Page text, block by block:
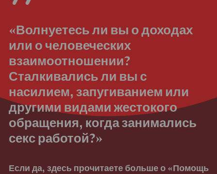
«Волнуетесь ли вы о доходах
или о человеческих
взаимоотношении?
Сталкивались ли вы с
насилием, запугиванием или
другими видами жестокого
обращения, когда занимались
секс работой?»
Если да, здесь прочитаете больше о «Помощь